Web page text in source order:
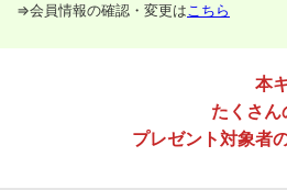
⇒会員情報の確認・変更は こちら
本
たくさん
プレゼント対象者